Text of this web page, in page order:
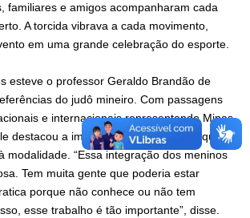
familiares e amigos acompanharam cada
A torcida vibrava a cada movimento,
em uma grande celebração do esporte.
esteve o professor Geraldo Brandão de
do judô mineiro. Com passagens
e internacionais representando Minas
destacou a importância de iniciativas que
modalidade. “Essa integração dos meninos
Tem muita gente que poderia estar
porque não conhece ou não tem
esse trabalho é tão importante”, disse.